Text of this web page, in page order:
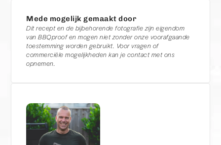
Mede mogelijk gemaakt door
Dit recept en de bijbehorende fotografie zijn eigendom
van BBQproof en mogen niet zonder onze voorafgaande
toestemming worden gebruikt. Voor vragen of
commerciële mogelijkheden kan je contact met ons
opnemen.